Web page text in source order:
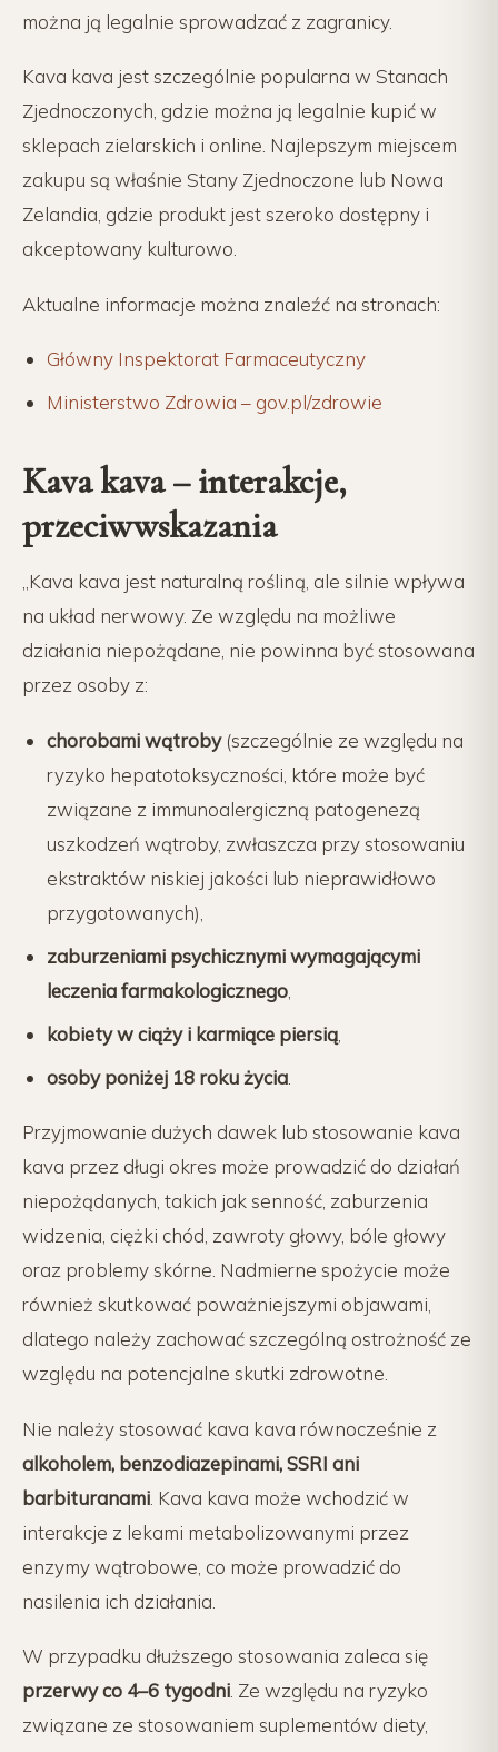
można ją legalnie sprowadzać z zagranicy.
Kava kava jest szczególnie popularna w Stanach
Zjednoczonych, gdzie można ją legalnie kupić w
sklepach zielarskich i online. Najlepszym miejscem
zakupu są właśnie Stany Zjednoczone lub Nowa
Zelandia, gdzie produkt jest szeroko dostępny i
akceptowany kulturowo.
Aktualne informacje można znaleźć na stronach:
Główny Inspektorat Farmaceutyczny
Ministerstwo Zdrowia – gov.pl/zdrowie
Kava kava – interakcje,
przeciwwskazania
„Kava kava jest naturalną rośliną, ale silnie wpływa
na układ nerwowy. Ze względu na możliwe
działania niepożądane, nie powinna być stosowana
przez osoby z:
chorobami wątroby(szczególnie ze względu na
ryzyko hepatotoksyczności, które może być
związane z immunoalergiczną patogenezą
uszkodzeń wątroby, zwłaszcza przy stosowaniu
ekstraktów niskiej jakości lub nieprawidłowo
przygotowanych),
zaburzeniami psychicznymi wymagającymi
leczenia farmakologicznego
kobiety w ciąży i karmiące piersią
osoby poniżej 18 roku życia
Przyjmowanie dużych dawek lub stosowanie kava
kava przez długi okres może prowadzić do działań
niepożądanych, takich jak senność, zaburzenia
widzenia, ciężki chód, zawroty głowy, bóle głowy
oraz problemy skórne. Nadmierne spożycie może
również skutkować poważniejszymi objawami,
dlatego należy zachować szczególną ostrożność ze
względu na potencjalne skutki zdrowotne.
Nie należy stosować kava kava równocześnie z
alkoholem, benzodiazepinami, SSRI ani
barbituranami . Kava kava może wchodzić w
interakcje z lekami metabolizowanymi przez
enzymy wątrobowe, co może prowadzić do
nasilenia ich działania.
W przypadku dłuższego stosowania zaleca się
przerwy co 4–6 tygodni . Ze względu na ryzyko
związane ze stosowaniem suplementów diety,